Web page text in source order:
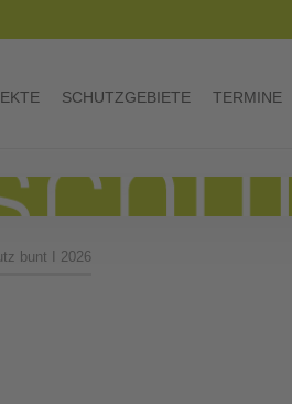
SCHUTZGEBIETE TERMINE
bunt I 2026